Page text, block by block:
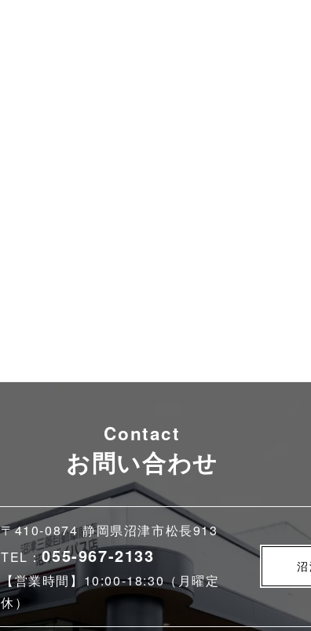
Contact
お問い合わせ
〒410-0874 静岡県沼津市松長913
TEL：055-967-2133
【営業時間】10:00-18:30（月曜定
休）